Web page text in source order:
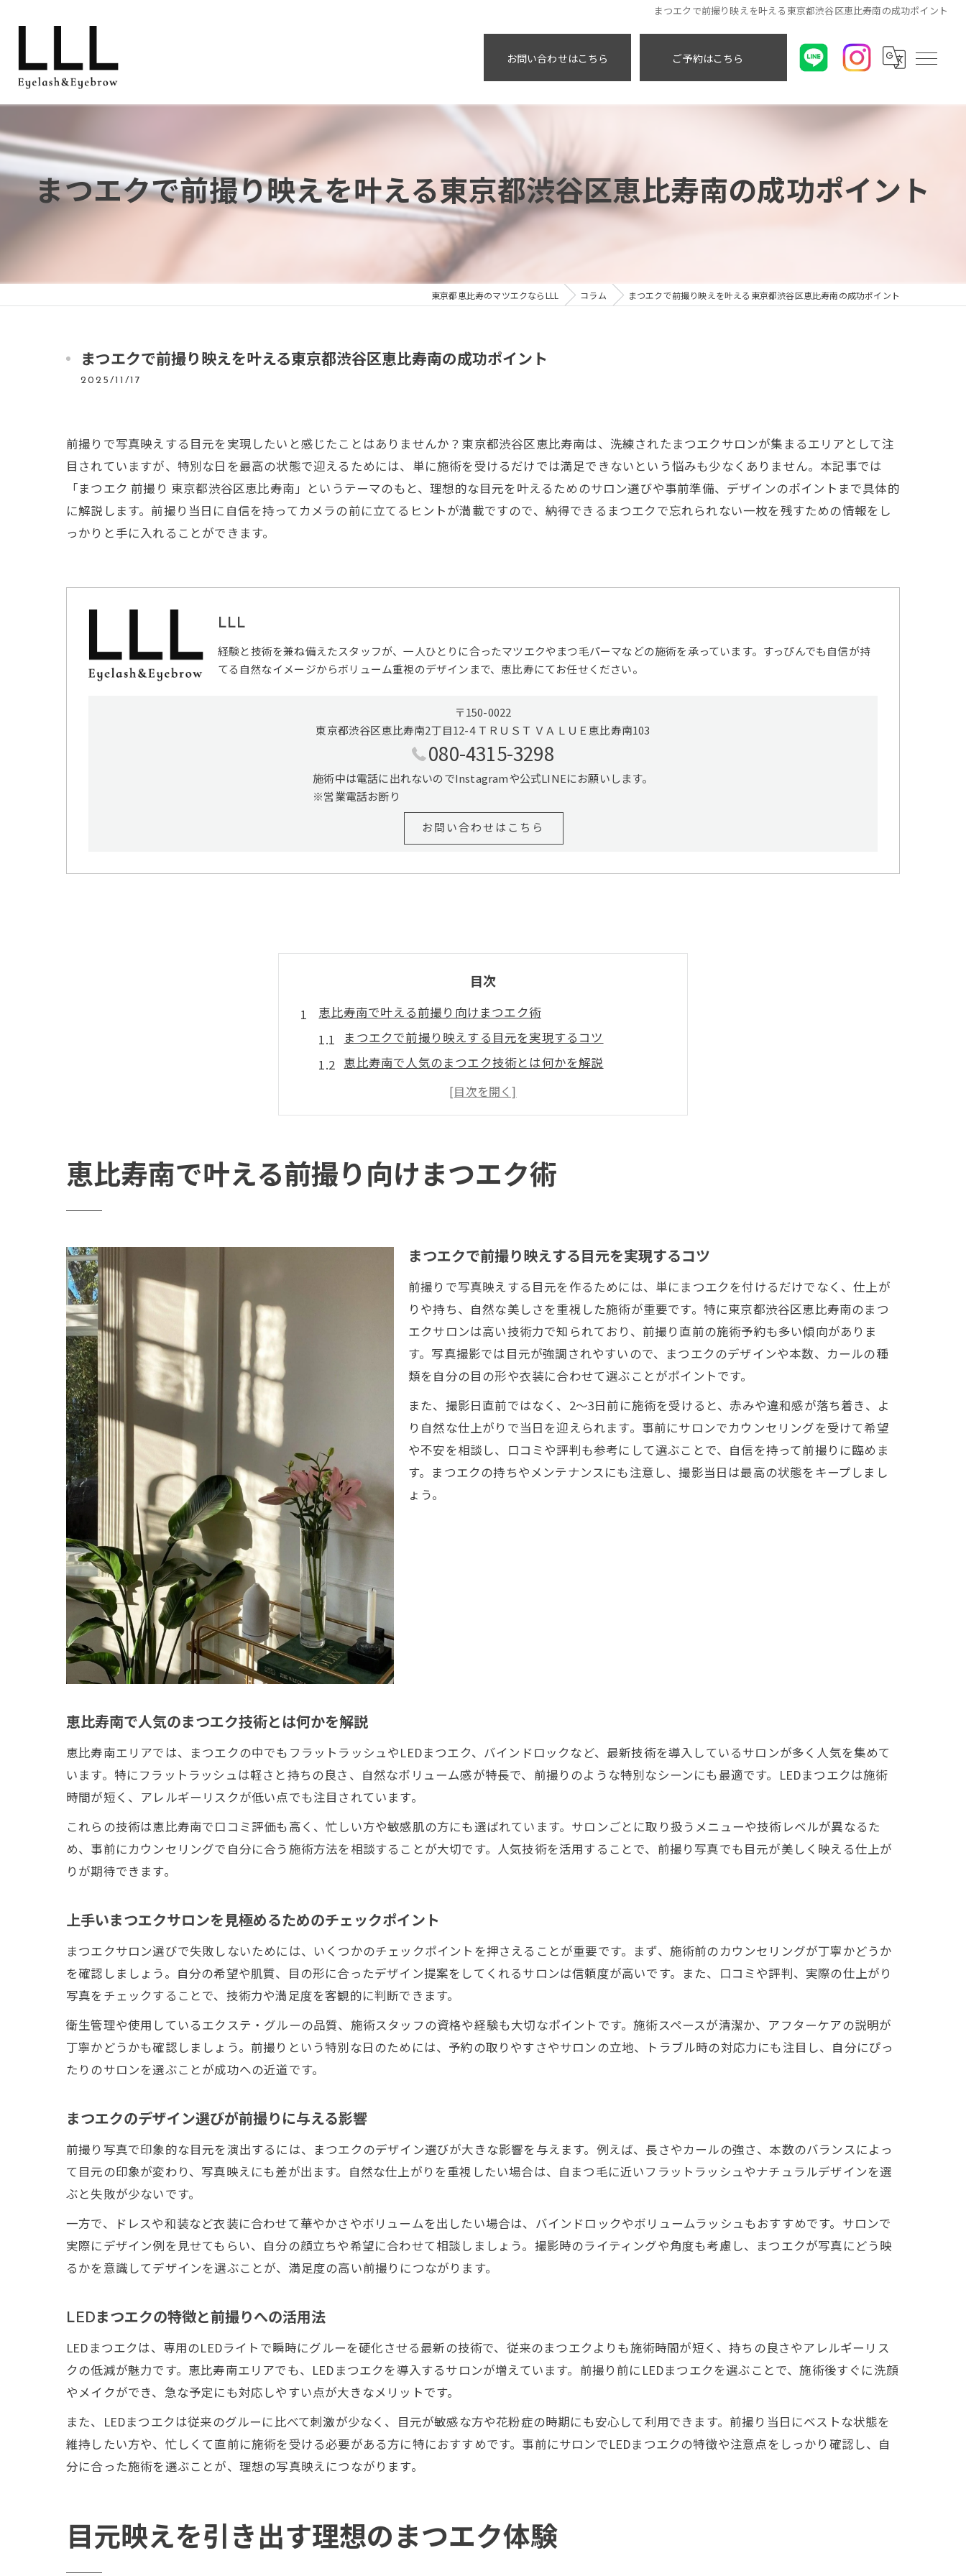
まつエクで前撮り映えを叶える東京都渋谷区恵比寿南の成功ポイント
お問い合わせはこちら ご予約はこちら
まつエクで前撮り映えを叶える東京都渋谷区恵比寿南の成功ポイント
東京都恵比寿のマツエクならLLL コラム まつエクで前撮り映えを叶える東京都渋谷区恵比寿南の成功ポイント
まつエクで前撮り映えを叶える東京都渋谷区恵比寿南の成功ポイント
2025/11/17
前撮りで写真映えする目元を実現したいと感じたことはありませんか？東京都渋谷区恵比寿南は、洗練されたまつエクサロンが集まるエリアとして注
目されていますが、特別な日を最高の状態で迎えるためには、単に施術を受けるだけでは満足できないという悩みも少なくありません。本記事では
「まつエク 前撮り 東京都渋谷区恵比寿南」というテーマのもと、理想的な目元を叶えるためのサロン選びや事前準備、デザインのポイントまで具体的
に解説します。前撮り当日に自信を持ってカメラの前に立てるヒントが満載ですので、納得できるまつエクで忘れられない一枚を残すための情報をし
っかりと手に入れることができます。
LLL
経験と技術を兼ね備えたスタッフが、一人ひとりに合ったマツエクやまつ毛パーマなどの施術を承っています。すっぴんでも自信が持
てる自然なイメージからボリューム重視のデザインまで、恵比寿にてお任せください。
〒150-0022
東京都渋谷区恵比寿南2丁目12-4 ＴＲＵＳＴ ＶＡＬＵＥ恵比寿南103
080-4315-3298
施術中は電話に出れないのでInstagramや公式LINEにお願いします。
※営業電話お断り
お問い合わせはこちら
目次
恵比寿南で叶える前撮り向けまつエク術
まつエクで前撮り映えする目元を実現するコツ
恵比寿南で人気のまつエク技術とは何かを解説
上手いまつエクサロンを見極めるためのチェックポイント
まつエクのデザイン選びが前撮りに与える影響
目元映えを引き出す理想のまつエク体験
まつエクで目元を美しく仕上げるポイント
写真映えするまつエクデザインの選び方
口コミで高評価のまつエク体験を得る秘訣
前撮りなら押さえたい恵比寿南まつエクの選び方
まつエクサロンの比較で失敗しない選び方
前撮りで映えるまつエクデザインの基準
コスパ重視で選びたいまつエクメニューとは
LEDまつエクの選択肢とメリットを解説
特別な日のためのまつエク準備ガイド
前撮り前にまつエク施術を受ける最適なタイミング
まつエクの持ちを高める事前ケアの方法
前撮り当日に向けたまつエクの注意点
まつエクで理想の目元を叶えるための計画
初めてでも安心できる前撮り対応のまつエク
まつエク初心者が前撮りで気をつけたいポイント
安心して任せられるサロン選びの基準
初回カウンセリングで伝えるべき希望とは
ナチュラル派も満足できる恵比寿南のまつエク提案
ナチュラル仕上げのまつエクデザインの特徴
まつエクで自然な目元を演出するテクニック
恵比寿南でおすすめのナチュラルまつエク体験
恵比寿南で叶える前撮り向けまつエク術
まつエクで前撮り映えする目元を実現するコツ
前撮りで写真映えする目元を作るためには、単にまつエクを付けるだけでなく、仕上が
りや持ち、自然な美しさを重視した施術が重要です。特に東京都渋谷区恵比寿南のまつ
エクサロンは高い技術力で知られており、前撮り直前の施術予約も多い傾向がありま
す。写真撮影では目元が強調されやすいので、まつエクのデザインや本数、カールの種
類を自分の目の形や衣装に合わせて選ぶことがポイントです。
また、撮影日直前ではなく、2～3日前に施術を受けると、赤みや違和感が落ち着き、よ
り自然な仕上がりで当日を迎えられます。事前にサロンでカウンセリングを受けて希望
や不安を相談し、口コミや評判も参考にして選ぶことで、自信を持って前撮りに臨めま
す。まつエクの持ちやメンテナンスにも注意し、撮影当日は最高の状態をキープしまし
ょう。
恵比寿南で人気のまつエク技術とは何かを解説
恵比寿南エリアでは、まつエクの中でもフラットラッシュやLEDまつエク、バインドロックなど、最新技術を導入しているサロンが多く人気を集めて
います。特にフラットラッシュは軽さと持ちの良さ、自然なボリューム感が特長で、前撮りのような特別なシーンにも最適です。LEDまつエクは施術
時間が短く、アレルギーリスクが低い点でも注目されています。
これらの技術は恵比寿南で口コミ評価も高く、忙しい方や敏感肌の方にも選ばれています。サロンごとに取り扱うメニューや技術レベルが異なるた
め、事前にカウンセリングで自分に合う施術方法を相談することが大切です。人気技術を活用することで、前撮り写真でも目元が美しく映える仕上が
りが期待できます。
上手いまつエクサロンを見極めるためのチェックポイント
まつエクサロン選びで失敗しないためには、いくつかのチェックポイントを押さえることが重要です。まず、施術前のカウンセリングが丁寧かどうか
を確認しましょう。自分の希望や肌質、目の形に合ったデザイン提案をしてくれるサロンは信頼度が高いです。また、口コミや評判、実際の仕上がり
写真をチェックすることで、技術力や満足度を客観的に判断できます。
衛生管理や使用しているエクステ・グルーの品質、施術スタッフの資格や経験も大切なポイントです。施術スペースが清潔か、アフターケアの説明が
丁寧かどうかも確認しましょう。前撮りという特別な日のためには、予約の取りやすさやサロンの立地、トラブル時の対応力にも注目し、自分にぴっ
たりのサロンを選ぶことが成功への近道です。
まつエクのデザイン選びが前撮りに与える影響
前撮り写真で印象的な目元を演出するには、まつエクのデザイン選びが大きな影響を与えます。例えば、長さやカールの強さ、本数のバランスによっ
て目元の印象が変わり、写真映えにも差が出ます。自然な仕上がりを重視したい場合は、自まつ毛に近いフラットラッシュやナチュラルデザインを選
ぶと失敗が少ないです。
一方で、ドレスや和装など衣装に合わせて華やかさやボリュームを出したい場合は、バインドロックやボリュームラッシュもおすすめです。サロンで
実際にデザイン例を見せてもらい、自分の顔立ちや希望に合わせて相談しましょう。撮影時のライティングや角度も考慮し、まつエクが写真にどう映
るかを意識してデザインを選ぶことが、満足度の高い前撮りにつながります。
LEDまつエクの特徴と前撮りへの活用法
LEDまつエクは、専用のLEDライトで瞬時にグルーを硬化させる最新の技術で、従来のまつエクよりも施術時間が短く、持ちの良さやアレルギーリス
クの低減が魅力です。恵比寿南エリアでも、LEDまつエクを導入するサロンが増えています。前撮り前にLEDまつエクを選ぶことで、施術後すぐに洗顔
やメイクができ、急な予定にも対応しやすい点が大きなメリットです。
また、LEDまつエクは従来のグルーに比べて刺激が少なく、目元が敏感な方や花粉症の時期にも安心して利用できます。前撮り当日にベストな状態を
維持したい方や、忙しくて直前に施術を受ける必要がある方に特におすすめです。事前にサロンでLEDまつエクの特徴や注意点をしっかり確認し、自
分に合った施術を選ぶことが、理想の写真映えにつながります。
目元映えを引き出す理想のまつエク体験